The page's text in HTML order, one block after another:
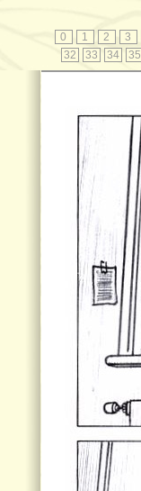
0 1 2 3
32
33 34 35